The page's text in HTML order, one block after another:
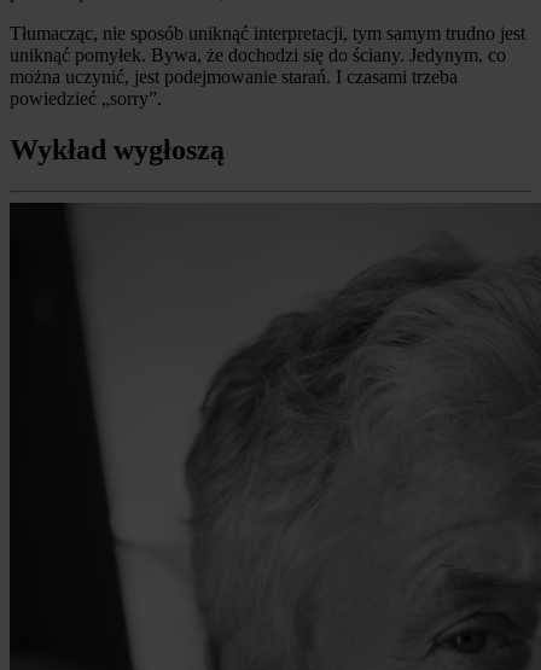
Tłumacząc, nie sposób uniknąć interpretacji, tym samym trudno jest
uniknąć pomyłek. Bywa, że dochodzi się do ściany. Jedynym, co
można uczynić, jest podejmowanie starań. I czasami trzeba
powiedzieć „sorry”.
Wykład wygłoszą